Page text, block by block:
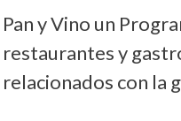
Pan y Vino un
restaurantes y
relacionados con la